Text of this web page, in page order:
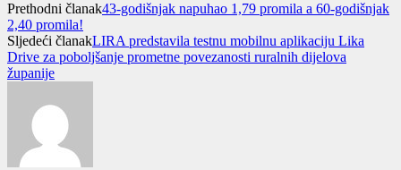
Prethodni članak43-godišnjak napuhao 1,79 promila a 60-godišnjak
2,40 promila!
Sljedeći članakLIRA predstavila testnu mobilnu aplikaciju Lika
Drive za poboljšanje prometne povezanosti ruralnih dijelova
županije